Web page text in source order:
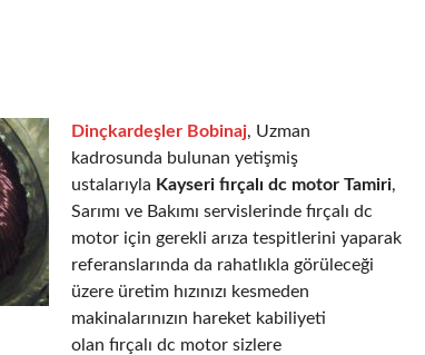
Dinçkardeşler Bobinaj, Uzman
kadrosunda bulunan yetişmiş
ustalarıyla Kayseri fırçalı dc motor Tamiri,
Sarımı ve Bakımı servislerinde fırçalı dc
motor için gerekli arıza tespitlerini yaparak
referanslarında da rahatlıkla görüleceği
üzere üretim hızınızı kesmeden
makinalarınızın hareket kabiliyeti
olan fırçalı dc motor sizlere